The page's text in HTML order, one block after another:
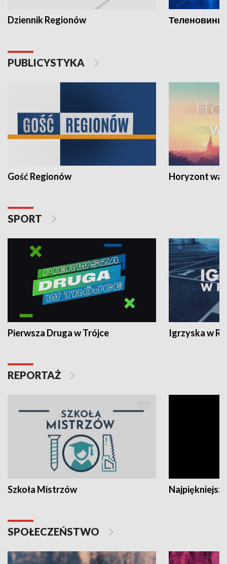
Dziennik Regionów Теленовини
PUBLICYSTYKA
Gość Regionów Horyzont
SPORT
Pierwsza Druga w Trójce Igrzyska w
REPORTAŻ
Szkoła Mistrzów
SPOŁECZEŃSTWO